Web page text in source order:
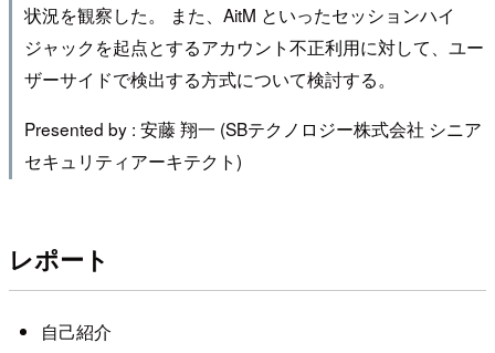
状況を観察した。 また、AitM といったセッションハイ
ジャックを起点とするアカウント不正利用に対して、ユー
ザーサイドで検出する方式について検討する。
Presented by : 安藤 翔一 (SBテクノロジー株式会社 シニア
セキュリティアーキテクト)
レポート
自己紹介